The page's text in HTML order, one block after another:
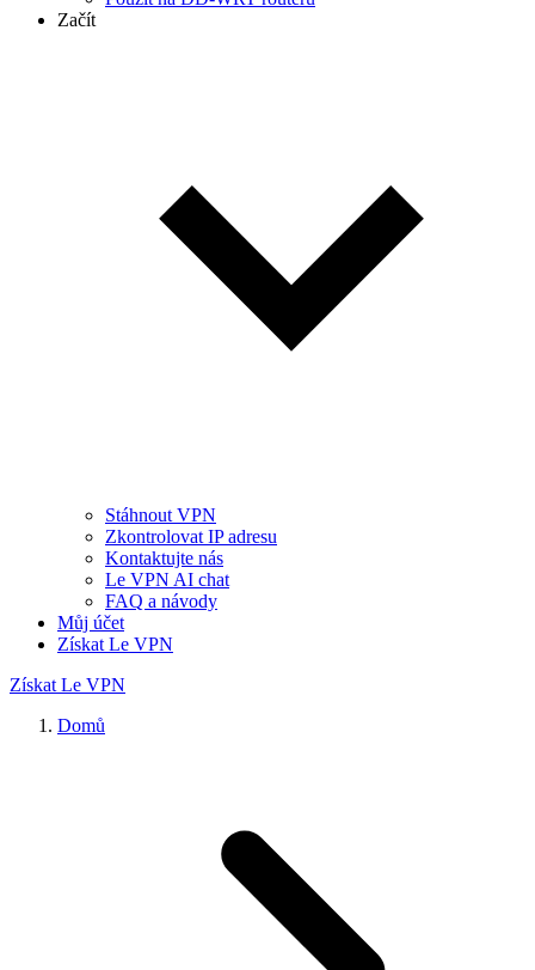
Začít
Stáhnout VPN
Zkontrolovat IP adresu
Kontaktujte nás
Le VPN AI chat
FAQ a návody
Můj účet
Získat Le VPN
Získat Le VPN
Domů